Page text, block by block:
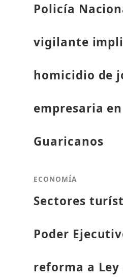
Policía
vigilante
homicidio de
empresaria
Guaricanos
ECONOMÍA
Sectores
Poder
reforma a Ley